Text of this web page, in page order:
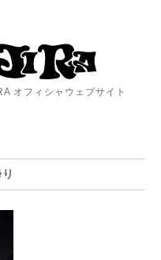
オフィシャウェブサイト